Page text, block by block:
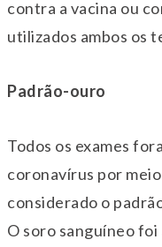
contra a vacina ou
utilizados ambos os
Padrão-ouro
Todos os exames
coronavírus por
considerado o
O soro sanguíneo